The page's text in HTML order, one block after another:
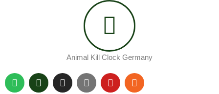
Animal Kill Clock Germany
S
p
P
o
I
n
Y
o
Y
o
R
s